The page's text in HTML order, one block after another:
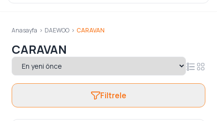
Anasayfa > DAEWOO > CARAVAN
CARAVAN
Filtrele